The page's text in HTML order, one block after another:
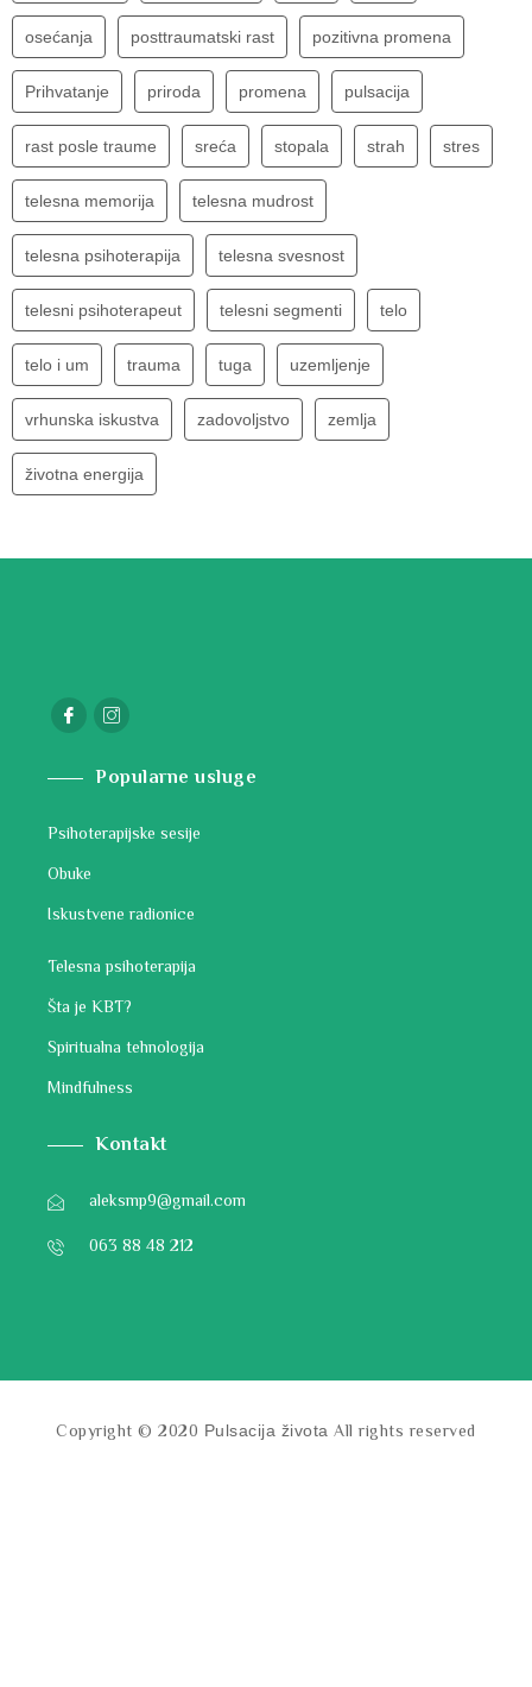
osećanja posttraumatski rast pozitivna promena
Prihvatanje priroda promena pulsacija
rast posle traume sreća stopala strah stres
telesna memorija telesna mudrost
telesna psihoterapija telesna svesnost
telesni psihoterapeut telesni segmenti telo
telo i um trauma tuga uzemljenje
vrhunska iskustva zadovoljstvo zemlja
životna energija
Popularne usluge
Psihoterapijske sesije
Obuke
Iskustvene radionice
Telesna psihoterapija
Šta je KBT?
Spiritualna tehnologija
Mindfulness
Kontakt
aleksmp9@gmail.com
063 88 48 212
Copyright © 2020 Pulsacija života All rights reserved